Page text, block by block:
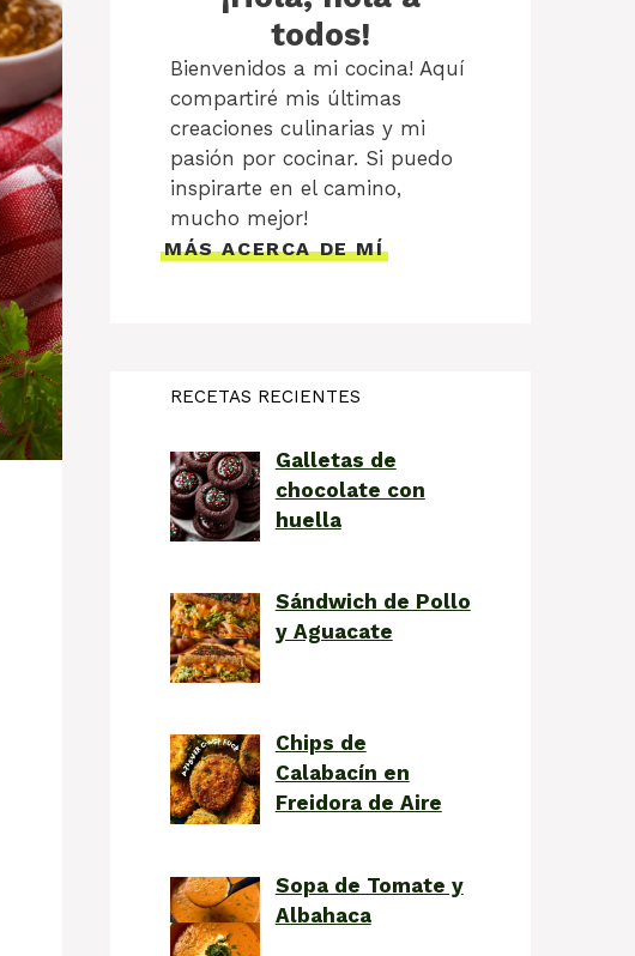
todos!
Bienvenidos a mi cocina! Aquí
compartiré mis últimas
creaciones culinarias y mi
pasión por cocinar. Si puedo
inspirarte en el camino,
mucho mejor!
MÁS ACERCA DE MÍ
RECETAS RECIENTES
Galletas de
chocolate con
huella
Sándwich de Pollo
y Aguacate
Chips de
Calabacín en
Freidora de Aire
Sopa de Tomate y
Albahaca